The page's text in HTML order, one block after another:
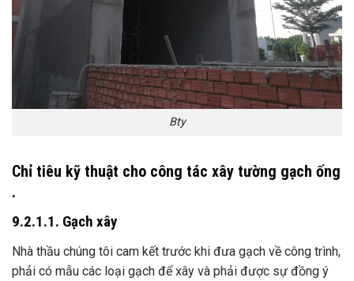
Bty
Chỉ tiêu kỹ thuật cho công tác xây tường gạch ống
.
9.2.1.1. Gạch xây
Nhà thầu chúng tôi cam kết trước khi đưa gạch về công trình,
phải có mẫu các loại gạch để xây và phải được sự đồng ý